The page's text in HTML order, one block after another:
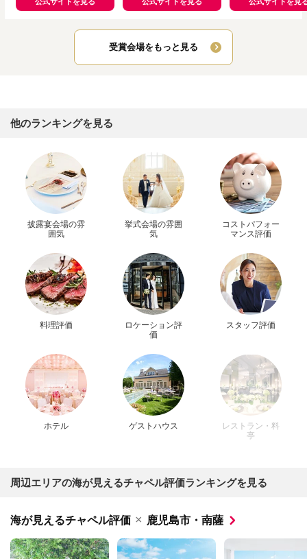
受賞会場をもっと見る
他のランキングを見る
披露宴会場の雰
囲気
挙式会場の雰囲
気
コストパフォー
マンス評価
料理評価
ロケーション評
価
スタッフ評価
ホテル ゲストハウス
レストラン・料
亭
周辺エリアの海が見えるチャペル評価ランキングを見る
海が見えるチャペル評価 × 鹿児島市・南薩